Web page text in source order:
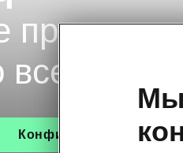
Конфигуратор
Мы